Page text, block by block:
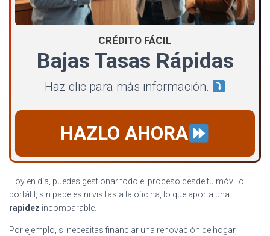
CRÉDITO FÁCIL
Bajas Tasas Rápidas
Haz clic para más información.
HAZLO AHORA
Hoy en día, puedes gestionar todo el proceso desde tu móvil o
portátil, sin papeles ni visitas a la oficina, lo que aporta una
rapidez incomparable.
Por ejemplo, si necesitas financiar una renovación de hogar,